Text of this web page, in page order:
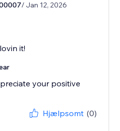
/ Jan 12, 2026
it!
your positive
Hjælpsomt (0)